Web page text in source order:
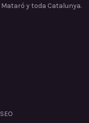
y toda Catalunya.